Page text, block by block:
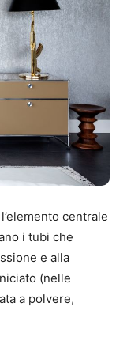
l’elemento centrale
i tubi che
e alla
(nelle
a polvere,